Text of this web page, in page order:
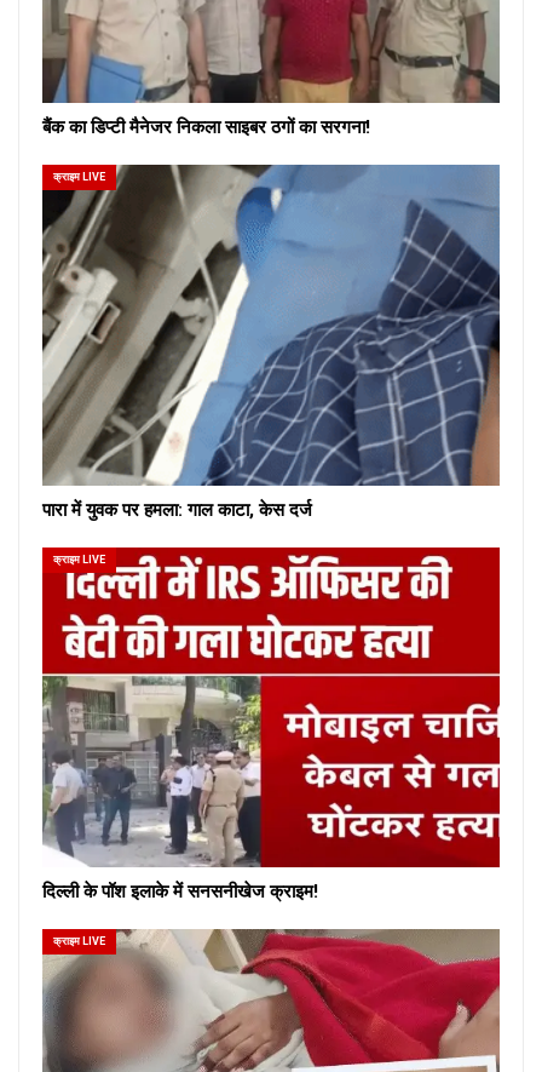
बैंक का डिप्टी मैनेजर निकला साइबर ठगों का सरगना!
क्राइम LIVE
पारा में युवक पर हमला: गाल काटा, केस दर्ज
क्राइम LIVE
दिल्ली के पॉश इलाके में सनसनीखेज क्राइम!
क्राइम LIVE